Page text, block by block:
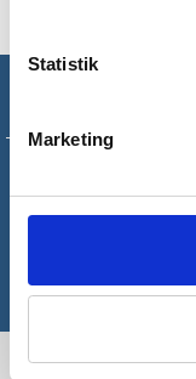
Statistik
Marketing
Tilmeld dig vores